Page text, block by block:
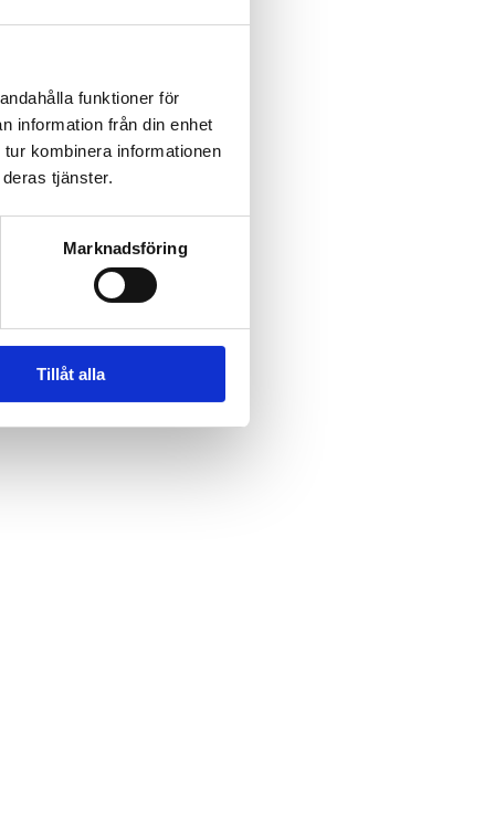
funktioner för
information från din enhet
kombinera informationen
tjänster.
Marknadsföring
Tillåt alla